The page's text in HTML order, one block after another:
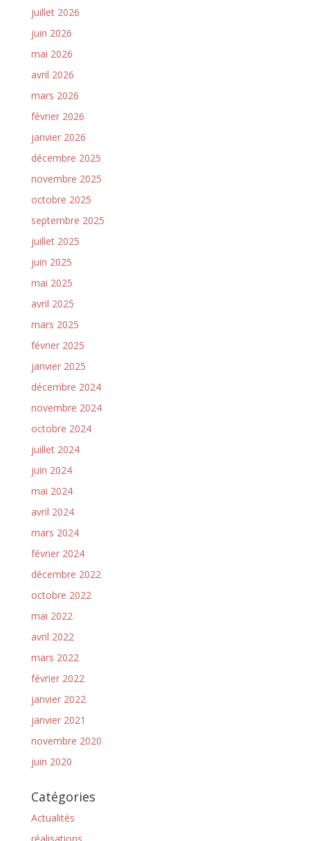
juillet 2026
juin 2026
mai 2026
avril 2026
mars 2026
février 2026
janvier 2026
décembre 2025
novembre 2025
octobre 2025
septembre 2025
juillet 2025
juin 2025
mai 2025
avril 2025
mars 2025
février 2025
janvier 2025
décembre 2024
novembre 2024
octobre 2024
juillet 2024
juin 2024
mai 2024
avril 2024
mars 2024
février 2024
décembre 2022
octobre 2022
mai 2022
avril 2022
mars 2022
février 2022
janvier 2022
janvier 2021
novembre 2020
juin 2020
Catégories
Actualités
réalisations